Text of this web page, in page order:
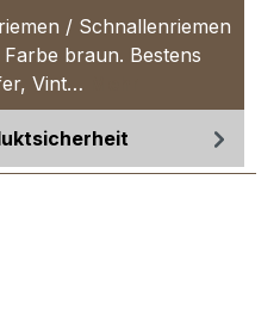
/ Schnallenriemen
braun. Bestens
Vint…